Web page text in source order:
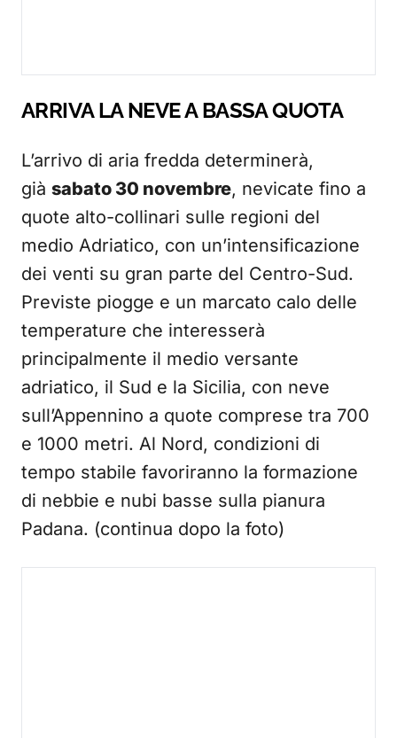
ARRIVA LA NEVE A BASSA QUOTA
L’arrivo di aria fredda determinerà,
già sabato 30 novembre, nevicate fino a
quote alto-collinari sulle regioni del
medio Adriatico, con un’intensificazione
dei venti su gran parte del Centro-Sud.
Previste piogge e un marcato calo delle
temperature che interesserà
principalmente il medio versante
adriatico, il Sud e la Sicilia, con neve
sull’Appennino a quote comprese tra 700
e 1000 metri. Al Nord, condizioni di
tempo stabile favoriranno la formazione
di nebbie e nubi basse sulla pianura
Padana. (continua dopo la foto)